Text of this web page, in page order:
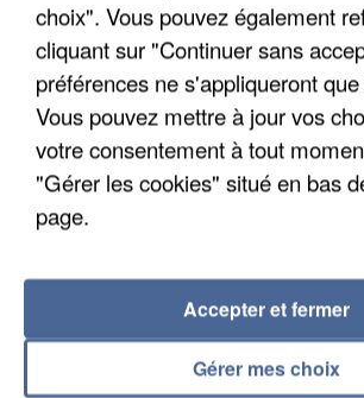
UN SECOND CADRE DE LA DZ
choix". Vous pouvez également
cliquant sur "Continuer sans
préférences ne s'appliqueront
Vous pouvez mettre à jour vos
votre consentement à tout
"Gérer les cookies" situé en bas
page.
Gérer mes choix
Accepter et fermer